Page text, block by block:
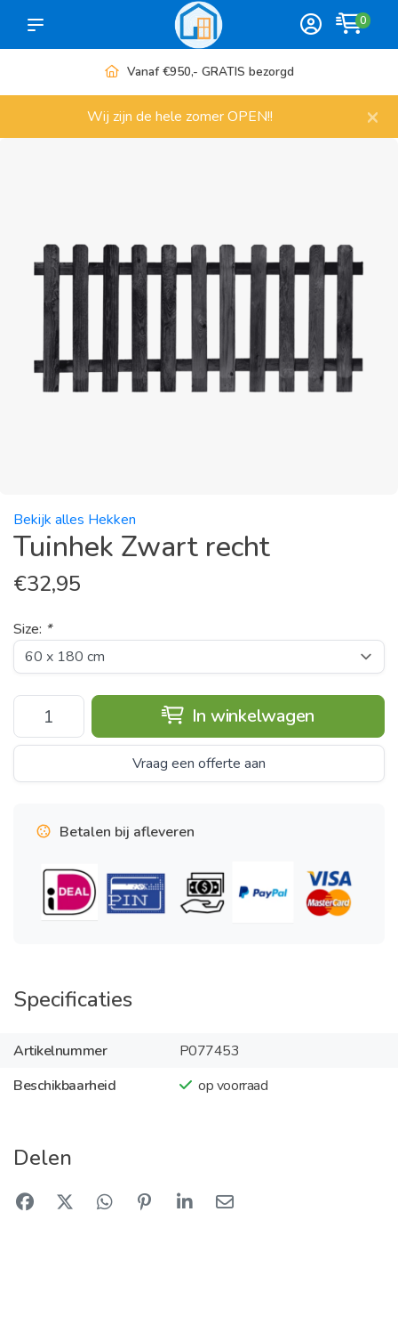
0
Meer dan 1000
Wij zijn de hele zomer OPEN!! ×
Bekijk alles Hekken
Tuinhek Zwart recht
€32,95
Size: *
In winkelwagen
Vraag een offerte aan
Betalen bij afleveren
Specificaties
Artikelnummer
P077453
Beschikbaarheid
op voorraad
Delen